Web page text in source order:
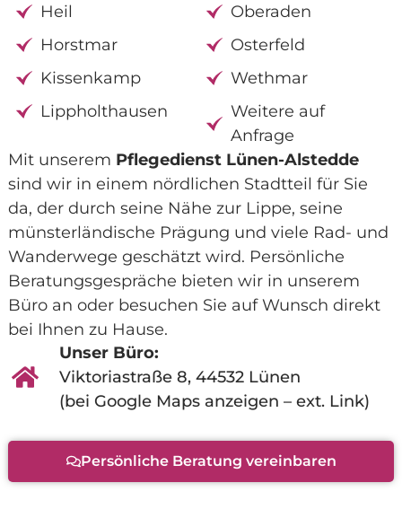
Heil
Horstmar
Kissenkamp
Lippholthausen
Oberaden
Osterfeld
Wethmar
Weitere auf
Anfrage
Mit unserem Pflegedienst Lünen-Alstedde
sind wir in einem nördlichen Stadtteil für Sie
da, der durch seine Nähe zur Lippe, seine
münsterländische Prägung und viele Rad- und
Wanderwege geschätzt wird. Persönliche
Beratungsgespräche bieten wir in unserem
Büro an oder besuchen Sie auf Wunsch direkt
bei Ihnen zu Hause.
Unser Büro:
Viktoriastraße 8, 44532 Lünen
(bei Google Maps anzeigen – ext. Link)
Persönliche Beratung vereinbaren